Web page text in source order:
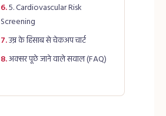
5. Cardiovascular Risk
Screening
उम्र के हिसाब से चेकअप चार्ट
अक्सर पूछे जाने वाले सवाल (FAQ)